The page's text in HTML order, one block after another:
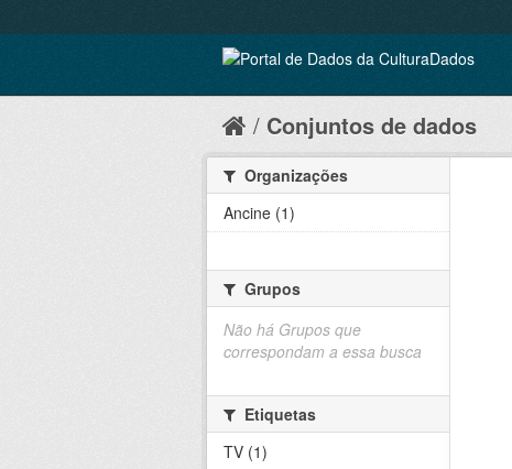
Conjuntos de dados
Organizações
Ancine (1)
Grupos
Não há Grupos que
correspondam a essa busca
Etiquetas
TV (1)